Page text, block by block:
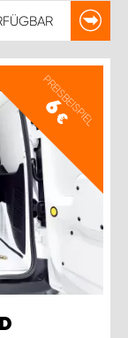
PREISBEISPIEL
6
€